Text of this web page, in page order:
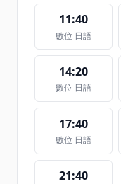
11:40
數位 日語
14:20
數位 日語
17:40
數位 日語
21:40